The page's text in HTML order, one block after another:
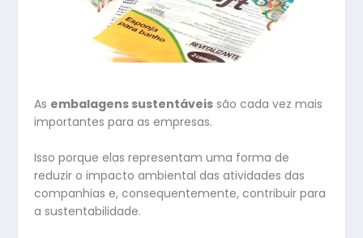
As embalagens sustentáveis são cada vez mais
importantes para as empresas.
Isso porque elas representam uma forma de
reduzir o impacto ambiental das atividades das
companhias e, consequentemente, contribuir para
a sustentabilidade.